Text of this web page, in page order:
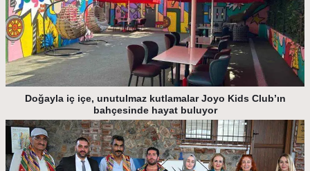
Doğayla iç içe, unutulmaz kutlamalar Joyo Kids Club’ın
bahçesinde hayat buluyor